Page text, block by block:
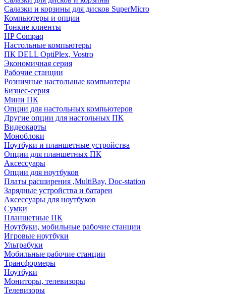
Салазки и корзины для дисков SuperMicro
Компьютеры и опции
Тонкие клиенты
HP Compaq
Настольные компьютеры
ПК DELL OptiPlex, Vostro
Экономичная серия
Рабочие станции
Розничные настольные компьютеры
Бизнес-серия
Мини ПК
Опции для настольных компьютеров
Другие опции для настольных ПК
Видеокарты
Моноблоки
Ноутбуки и планшетные устройства
Опции для планшетных ПК
Аксессуары
Опции для ноутбуков
Платы расширения ,MultiBay, Doc-station
Зарядные устройства и батареи
Аксессуары для ноутбуков
Сумки
Планшетные ПК
Ноутбуки, мобильные рабочие станции
Игровые ноутбуки
Ультрабуки
Мобильные рабочие станции
Трансформеры
Ноутбуки
Мониторы, телевизоры
Телевизоры